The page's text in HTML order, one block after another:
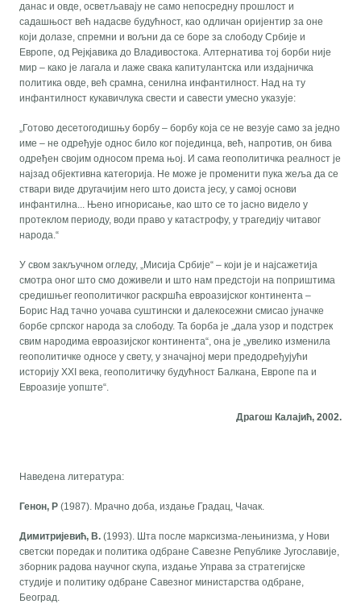
данас и овде, осветљавају не само непосредну прошлост и
садашњост већ надасве будућност, као одличан оријентир за оне
који долазе, спремни и вољни да се боре за слободу Србије и
Европе, од Рејкјавика до Владивостока. Алтернатива тој борби није
мир – како је лагала и лаже свака капитулантска или издајничка
политика овде, већ срамна, сенилна инфантилност. Над на ту
инфантилност кукавичлука свести и савести умесно указује:
„Готово десетогодишњу борбу – борбу која се не везује само за једно
име – не одређује однос било ког појединца, већ, напротив, он бива
одређен својим односом према њој. И сама геополитичка реалност је
најзад објективна категорија. Не може је променити пука жеља да се
ствари виде другачијим него што доиста јесу, у самој основи
инфантилна... Њено игнорисање, као што се то јасно видело у
протеклом периоду, води право у катастрофу, у трагедију читавог
народа.“
У свом закључном огледу, „Мисија Србије“ – који је и најсажетија
смотра оног што смо доживели и што нам предстоји на поприштима
средишњег геополитичког раскршћа евроазијског континента –
Борис Над тачно уочава суштински и далекосежни смисао јуначке
борбе српског народа за слободу. Та борба је „дала узор и подстрек
свим народима евроазијског континента“, она је „увелико изменила
геополитичке односе у свету, у значајној мери предодређујући
историју XXI века, геополитичку будућност Балкана, Европе па и
Евроазије уопште“.
Драгош Калајић, 2002.
Наведена литература:
Генон, Р(1987). Мрачно доба, издање Градац, Чачак.
Димитријевић, В. (1993). Шта после марксизма-лењинизма, у Нови
светски поредак и политика одбране Савезне Републике Југославије,
зборник радова научног скупа, издање Управа за стратегијске
студије и политику одбране Савезног министарства одбране,
Београд.